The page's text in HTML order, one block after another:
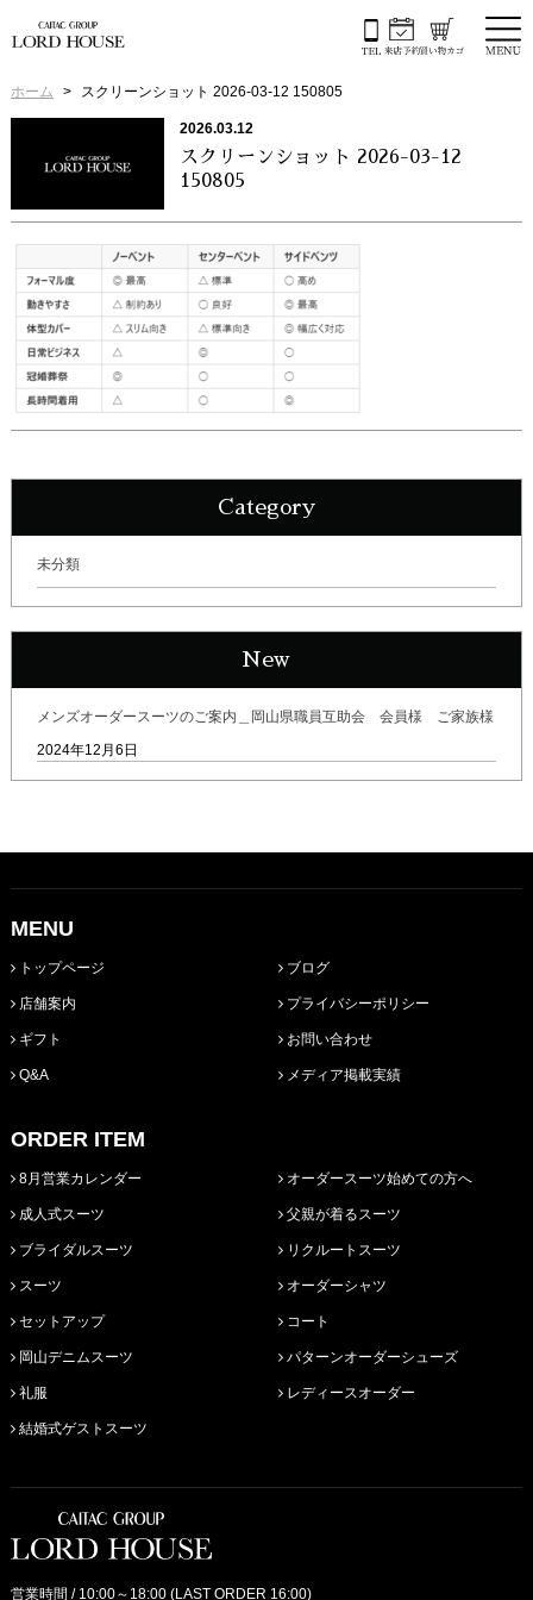
ホーム スクリーンショット 2026-03-12 150805
2026.03.12
スクリーンショット 2026-03-12
150805
Category
未分類
New
メンズオーダースーツのご案内＿岡山県職員互助会 会員様 ご家族様
2024年12月6日
MENU
トップページ
店舗案内
ギフト
Q&A
ブログ
プライバシーポリシー
お問い合わせ
メディア掲載実績
ORDER ITEM
8月営業カレンダー
成人式スーツ
ブライダルスーツ
スーツ
セットアップ
岡山デニムスーツ
礼服
結婚式ゲストスーツ
オーダースーツ始めての方へ
父親が着るスーツ
リクルートスーツ
オーダーシャツ
コート
パターンオーダーシューズ
レディースオーダー
営業時間 / 10:00～18:00 (LAST ORDER 16:00)